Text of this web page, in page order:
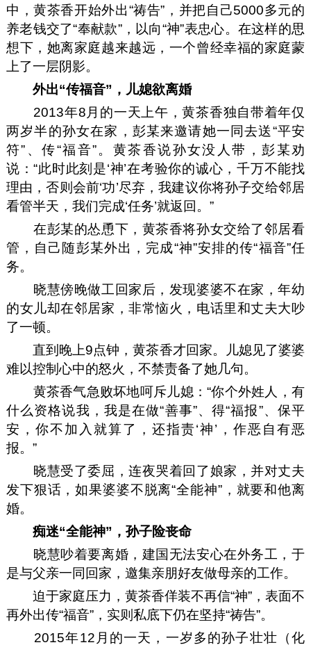
中，黄茶香开始外出“祷告”，并把自己5000多元的
养老钱交了“奉献款”，以向“神”表忠心。在这样的思
想下，她离家庭越来越远，一个曾经幸福的家庭蒙
上了一层阴影。
外出“传福音”，儿媳欲离婚
2013年8月的一天上午，黄茶香独自带着年仅
两岁半的孙女在家，彭某来邀请她一同去送“平安
符”、传“福音”。黄茶香说孙女没人带，彭某劝
说：“此时此刻是‘神’在考验你的诚心，千万不能找
理由，否则会前‘功’尽弃，我建议你将孙子交给邻居
看管半天，我们完成‘任务’就返回。”
在彭某的怂恿下，黄茶香将孙女交给了邻居看
管，自己随彭某外出，完成“神”安排的传“福音”任
务。
晓慧傍晚做工回家后，发现婆婆不在家，年幼
的女儿却在邻居家，非常恼火，电话里和丈夫大吵
了一顿。
直到晚上9点钟，黄茶香才回家。儿媳见了婆婆
难以控制心中的怒火，不禁责备了她几句。
黄茶香气急败坏地呵斥儿媳：“你个外姓人，有
什么资格说我，我是在做“善事”、得“福报”、保平
安，你不加入就算了，还指责‘神’，作恶自有恶
报。”
晓慧受了委屈，连夜哭着回了娘家，并对丈夫
发下狠话，如果婆婆不脱离“全能神”，就要和他离
婚。
痴迷“全能神”，孙子险丧命
晓慧吵着要离婚，建国无法安心在外务工，于
是与父亲一同回家，邀集亲朋好友做母亲的工作。
迫于家庭压力，黄茶香佯装不再信“神”，表面不
再外出传“福音”，实则私底下仍在坚持“祷告”。
2015年12月的一天，一岁多的孙子壮壮（化